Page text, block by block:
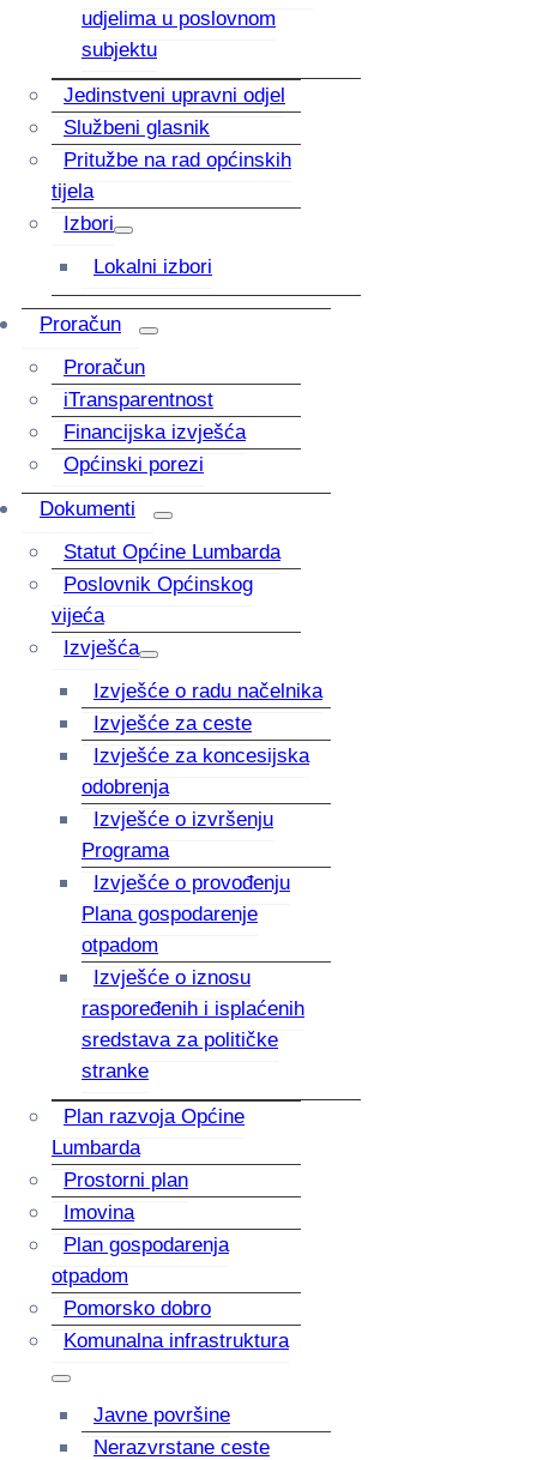
udjelima u poslovnom
subjektu
Jedinstveni upravni odjel
Službeni glasnik
Pritužbe na rad općinskih
tijela
Izbori
Lokalni izbori
Proračun
Proračun
iTransparentnost
Financijska izvješća
Općinski porezi
Dokumenti
Statut Općine Lumbarda
Poslovnik Općinskog
vijeća
Izvješća
Izvješće o radu načelnika
Izvješće za ceste
Izvješće za koncesijska
odobrenja
Izvješće o izvršenju
Programa
Izvješće o provođenju
Plana gospodarenje
otpadom
Izvješće o iznosu
raspoređenih i isplaćenih
sredstava za političke
stranke
Plan razvoja Općine
Lumbarda
Prostorni plan
Imovina
Plan gospodarenja
otpadom
Pomorsko dobro
Komunalna infrastruktura
Javne površine
Nerazvrstane ceste